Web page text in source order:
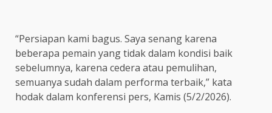
“Persiapan kami bagus. Saya senang karena
beberapa pemain yang tidak dalam kondisi baik
sebelumnya, karena cedera atau pemulihan,
semuanya sudah dalam performa terbaik,” kata
hodak dalam konferensi pers, Kamis (5/2/2026).